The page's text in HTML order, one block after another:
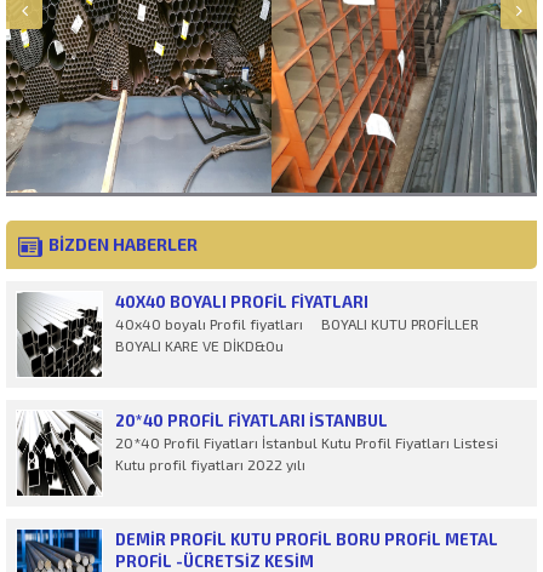
BİZDEN HABERLER
40X40 BOYALI PROFIL FIYATLARI
40x40 boyalı Profil fiyatları BOYALI KUTU PROFİLLER
BOYALI KARE VE DİKD&Ou
20*40 PROFIL FIYATLARI İSTANBUL
20*40 Profil Fiyatları İstanbul Kutu Profil Fiyatları Listesi
Kutu profil fiyatları 2022 yılı
DEMIR PROFIL KUTU PROFIL BORU PROFIL METAL
PROFIL -ÜCRETSİZ KESİM